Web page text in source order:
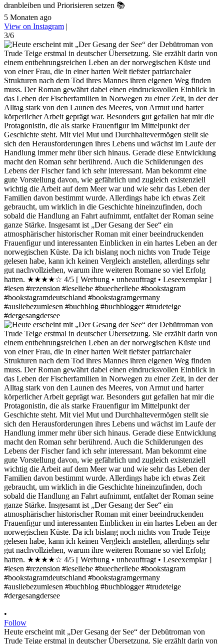
dranbleiben und Priorisieren setzen 📚
5 Monaten ago
View on Instagram |
3/6
•
Follow
Heute erscheint mit „Der Gesang der See“ der Debütroman von
Trude Teige erstmal in deutscher Übersetzung. Sie erzählt darin von